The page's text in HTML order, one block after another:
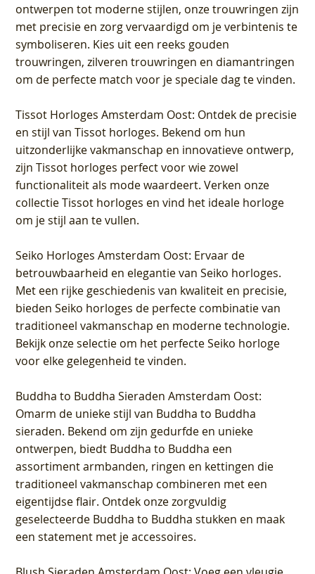
ontwerpen tot moderne stijlen, onze trouwringen zijn
met precisie en zorg vervaardigd om je verbintenis te
symboliseren. Kies uit een reeks gouden
trouwringen, zilveren trouwringen en diamantringen
om de perfecte match voor je speciale dag te vinden.
Tissot Horloges Amsterdam Oost: Ontdek de precisie
en stijl van Tissot horloges. Bekend om hun
uitzonderlijke vakmanschap en innovatieve ontwerp,
zijn Tissot horloges perfect voor wie zowel
functionaliteit als mode waardeert. Verken onze
collectie Tissot horloges en vind het ideale horloge
om je stijl aan te vullen.
Seiko Horloges Amsterdam Oost: Ervaar de
betrouwbaarheid en elegantie van Seiko horloges.
Met een rijke geschiedenis van kwaliteit en precisie,
bieden Seiko horloges de perfecte combinatie van
traditioneel vakmanschap en moderne technologie.
Bekijk onze selectie om het perfecte Seiko horloge
voor elke gelegenheid te vinden.
Buddha to Buddha Sieraden Amsterdam Oost:
Omarm de unieke stijl van Buddha to Buddha
sieraden. Bekend om zijn gedurfde en unieke
ontwerpen, biedt Buddha to Buddha een
assortiment armbanden, ringen en kettingen die
traditioneel vakmanschap combineren met een
eigentijdse flair. Ontdek onze zorgvuldig
geselecteerde Buddha to Buddha stukken en maak
een statement met je accessoires.